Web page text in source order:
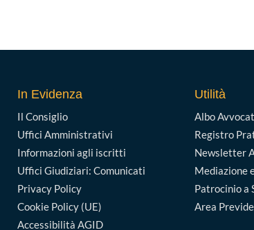
In Evidenza
Il Consiglio
Uffici Amministrativi
Informazioni agli iscritti
Uffici Giudiziari: Comunicati
Privacy Policy
Cookie Policy (UE)
Accessibilità AGID
Utilità
Albo
Registro
Newsletter
Mediazione
Patrocinio a
Area